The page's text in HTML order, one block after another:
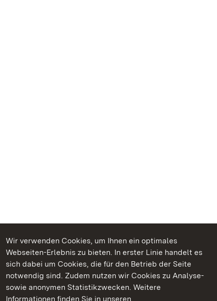
Wir verwenden Cookies, um Ihnen ein optimales
Webseiten-Erlebnis zu bieten. In erster Linie handelt es
sich dabei um Cookies, die für den Betrieb der Seite
notwendig sind. Zudem nutzen wir Cookies zu Analyse-
sowie anonymen Statistikzwecken. Weitere
Informationen finden Sie in unseren
Kommen. Staunen. Genießen.